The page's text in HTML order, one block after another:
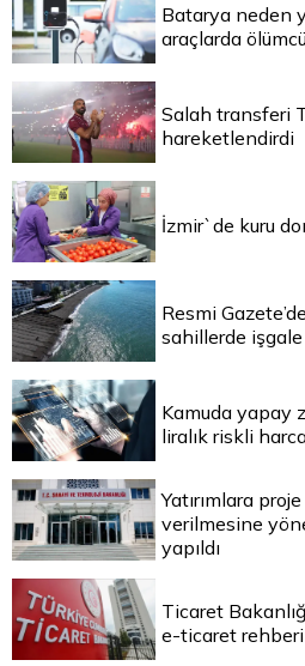
Batarya neden
araçlarda
Salah transferi
hareketlendirdi
İzmir`de kuru
Resmi
sahillerde işgale
Kamuda yapay
liralık riskli
Yatırımlara
verilmesine
yapıldı
Ticaret
e-ticaret rehberi